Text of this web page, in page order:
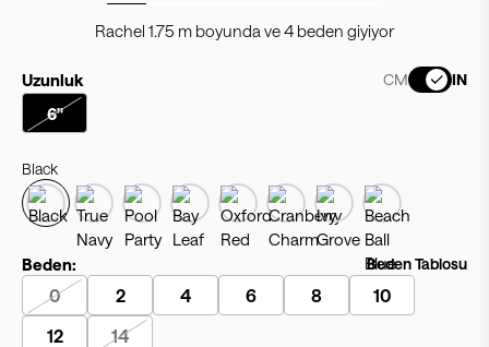
Rachel 1.75 m boyunda ve 4 beden giyiyor
Uzunluk CM IN
6"
Black
Beden: Beden Tablosu
0 2 4 6 8
10
12
14